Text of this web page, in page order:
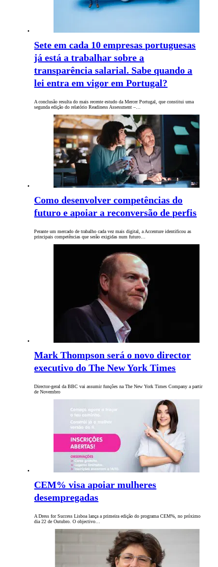
Sete em cada 10 empresas portuguesas
já está a trabalhar sobre a
transparência salarial. Sabe quando a
lei entra em vigor em Portugal?
A conclusão resulta do mais recente estudo da Mercer Portugal, que constitui uma
segunda edição do relatório Readiness Assessment –…
Como desenvolver competências do
futuro e apoiar a reconversão de perfis
Perante um mercado de trabalho cada vez mais digital, a Accenture identificou as
principais competências que serão exigidas num futuro…
Mark Thompson será o novo director
executivo do The New York Times
Director-geral da BBC vai assumir funções na The New York Times Company a partir
de Novembro
CEM% visa apoiar mulheres
desempregadas
A Dress for Success Lisboa lança a primeira edição do programa CEM%, no próximo
dia 22 de Outubro. O objectivo…